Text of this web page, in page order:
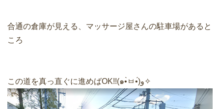
合通の倉庫が見える、マッサージ屋さんの駐車場があると
ころ
この道を真っ直ぐに進めばOK!!(๑•̀ㅂ•́)و✧